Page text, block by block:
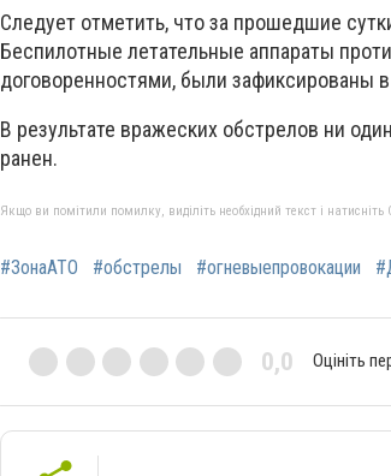
Следует отметить, что за прошедшие
Беспилотные летательные аппараты
договоренностями, были зафиксированы
В результате вражеских обстрелов ни
ранен.
Якщо ви помітили помилку, виділіть необхідний текст і
#ЗонаАТО #обстрелы #огневыепровокации
0,0 Оцініть